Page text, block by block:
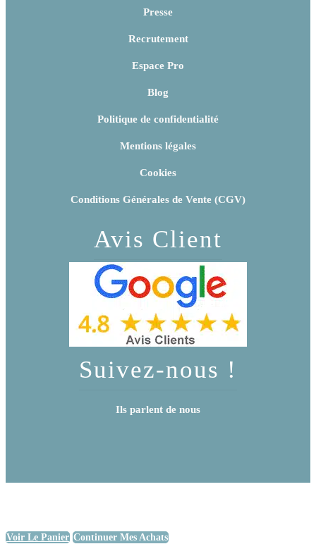
Presse
Recrutement
Espace Pro
Blog
Politique de confidentialité
Mentions légales
Cookies
Conditions Générales de Vente (CGV)
Avis Client
Suivez-nous !
Ils parlent de nous
Voir Le Panier Continuer Mes Achats